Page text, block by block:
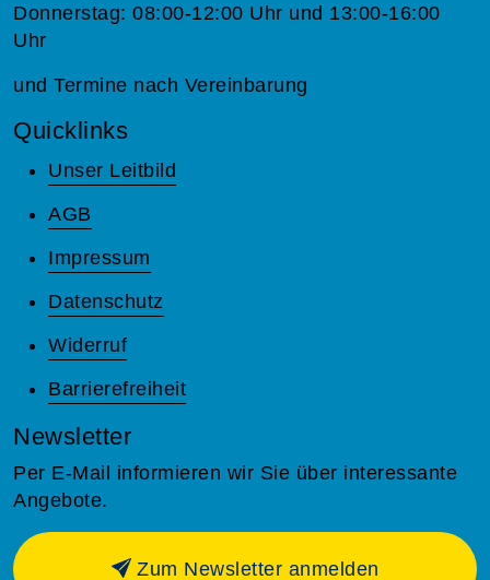
Donnerstag: 08:00-12:00 Uhr und 13:00-16:00
Uhr
und Termine nach Vereinbarung
Quicklinks
Unser Leitbild
AGB
Impressum
Datenschutz
Widerruf
Barrierefreiheit
Newsletter
Per E-Mail informieren wir Sie über interessante
Angebote.
Zum Newsletter anmelden